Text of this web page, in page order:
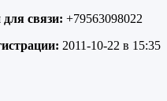
связи: +79563098022
2011-10-22 в 15:35